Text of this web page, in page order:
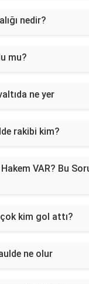
nedir?
mu?
ne yer
rakibi kim?
VAR? Bu
kim gol attı?
ne olur